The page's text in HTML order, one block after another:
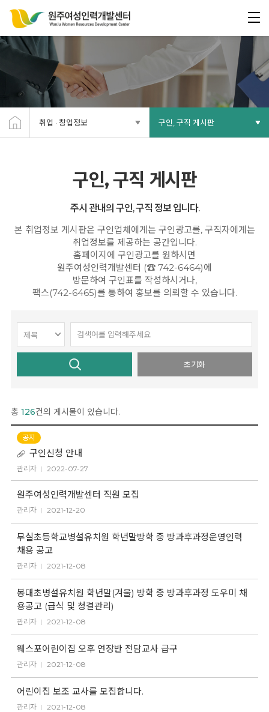
취업 · 창업정보 구인, 구직 게시판
구인, 구직 게시판
주시 관내의 구인, 구직 정보 입니다.
본 취업정보 게시판은 구인업체에게는 구인광고를, 구직자에게는
취업정보를 제공하는 공간입니다.
홈페이지에 구인광고를 원하시면
원주여성인력개발센터 (☎ 742-6464)에
방문하여 구인표를 작성하시거나,
팩스(742-6465)를 통하여 홍보를 의뢰할 수 있습니다.
초기화
총 126건의 게시물이 있습니다.
공지
구인신청 안내
관리자 2022-07-27
원주여성인력개발센터 직원 모집
관리자 2021-12-20
무실초등학교병설유치원 학년말방학 중 방과후과정운영인력
채용 공고
관리자 2021-12-08
봉대초병설유치원 학년말(겨울) 방학 중 방과후과정 도우미 채
용공고 (급식 및 청결관리)
관리자 2021-12-08
웨스포어린이집 오후 연장반 전담교사 급구
관리자 2021-12-08
어린이집 보조 교사를 모집합니다.
관리자 2021-12-08